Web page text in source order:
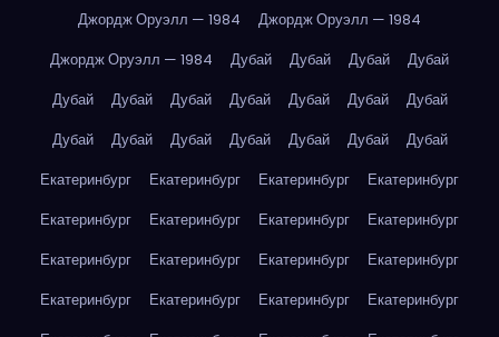
Джордж Оруэлл — 1984
Джордж Оруэлл — 1984
Джордж Оруэлл — 1984
Дубай Дубай Дубай
Дубай
Дубай
Дубай Дубай Дубай Дубай Дубай
Дубай
Дубай
Дубай Дубай Дубай Дубай Дубай
Дубай
Екатеринбург
Екатеринбург Екатеринбург
Екатеринбург
Екатеринбург
Екатеринбург Екатеринбург
Екатеринбург
Екатеринбург
Екатеринбург Екатеринбург
Екатеринбург
Екатеринбург
Екатеринбург Екатеринбург
Екатеринбург